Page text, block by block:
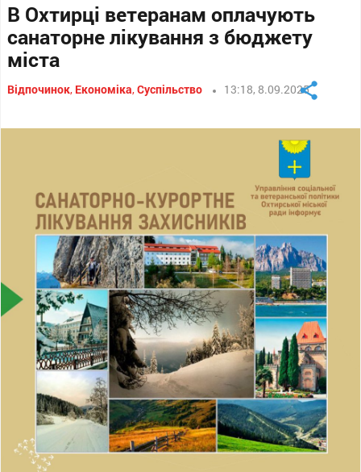
В Охтирці ветеранам оплачують
санаторне лікування з бюджету
міста
Відпочинок, Економіка,Суспільство 13:18, 8.09.2025